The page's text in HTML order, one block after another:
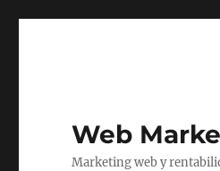
Web
Marketing web y